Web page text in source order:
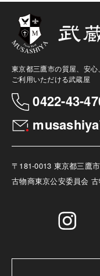
東京都三鷹市の質屋、安
ご利用いただける武蔵屋
0422-43-
〒181-0013 東京都三鷹
古物商東京公安委員会